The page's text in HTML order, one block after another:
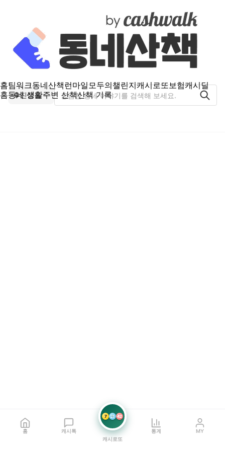
홈팀워크동네산책런마일모두의챌린지캐시로또보험캐시딜
홈동네 생활주변 산책산책 기록
진접읍
홈 캐시톡
7 21 42
캐시로또
통계 MY